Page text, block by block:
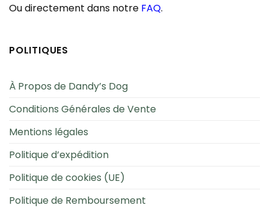
Ou directement dans notre FAQ.
POLITIQUES
À Propos de Dandy’s Dog
Conditions Générales de Vente
Mentions légales
Politique d’expédition
Politique de cookies (UE)
Politique de Remboursement